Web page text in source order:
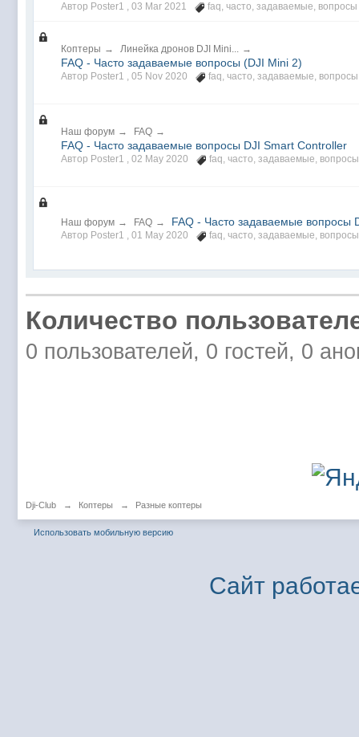
Автор Poster1 , 03 Mar 2021 faq, часто, задаваемые, вопросы
Коптеры → Линейка дронов DJI Mini... →
FAQ - Часто задаваемые вопросы (DJI Mini 2)
Автор Poster1 , 05 Nov 2020 faq, часто, задаваемые, вопросы
Наш форум → FAQ →
FAQ - Часто задаваемые вопросы DJI Smart Controller
Автор Poster1 , 02 May 2020 faq, часто, задаваемые, вопросы
Наш форум → FAQ → FAQ - Часто задаваемые вопросы
Автор Poster1 , 01 May 2020 faq, часто, задаваемые, вопросы
Количество
0 пользователей, 0 гостей, 0
Dji-Club → Коптеры → Разные коптеры
Использовать мобильную версию
Сайт